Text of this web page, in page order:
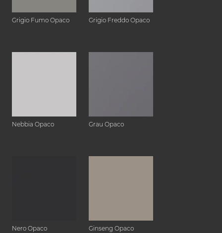
Grigio Fumo Opaco Grigio Freddo Opaco
Nebbia Opaco Grau Opaco
Nero Opaco Ginseng Opaco